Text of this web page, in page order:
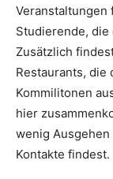
Veranstaltungen
Studierende,
Zusätzlich
Restaurants, die
Kommilitonen
hier
wenig
Kontakte findest.